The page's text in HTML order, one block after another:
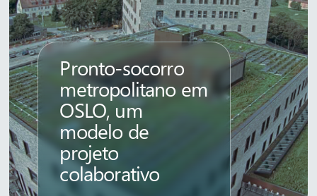
Pronto-socorro
metropolitano em
OSLO, um
modelo de
projeto
colaborativo